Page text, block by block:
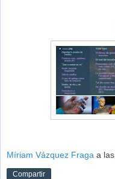
Míriam Vázquez Fraga a las
Compartir